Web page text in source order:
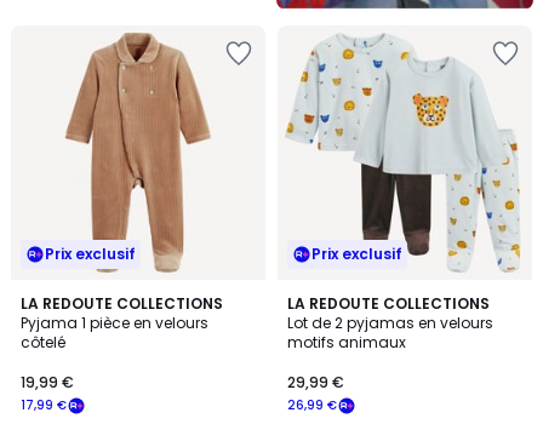
Prix exclusif
LA REDOUTE COLLECTIONS
Pyjama 1 pièce en velours
côtelé
17,99 €
19,99 €
5
/
5
Prix exclusif
LA REDOUTE COLLECTIONS
Lot de 2 pyjamas en velours
motifs animaux
26,99 €
29,99 €